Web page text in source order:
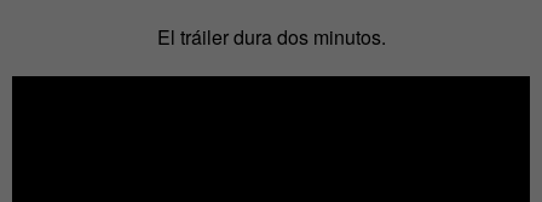
El tráiler dura dos minutos.